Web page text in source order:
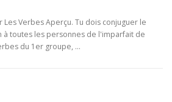
Les Verbes Aperçu. Tu dois conjuguer le
à toutes les personnes de l'imparfait de
du 1er groupe, …